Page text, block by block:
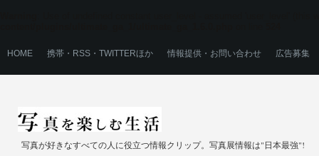
HOME 携帯・RSS・TWITTERほか 情報提供・お問い合わせ 広告募集
写真が好きなすべての人に役立つ情報クリップ。写真展情報は"日本最強"!